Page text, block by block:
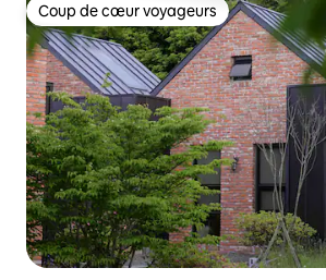
Coup de cœur voyageurs
Coup de cœur voyageurs